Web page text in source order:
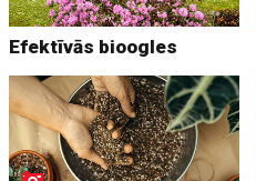
Efektīvās bioogles